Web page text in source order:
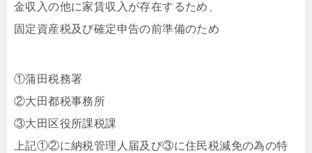
金収入の他に家賃収入が存在するため、
固定資産税及び確定申告の前準備のため
①蒲田税務署
②大田都税事務所
③大田区役所課税課
上記①②に納税管理人届及び③に住民税減免の為の特